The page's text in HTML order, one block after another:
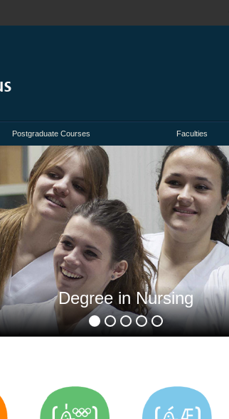
Postgraduate Courses Faculties
Degree in Nursing